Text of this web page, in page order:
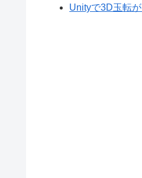
Unityで3D玉転